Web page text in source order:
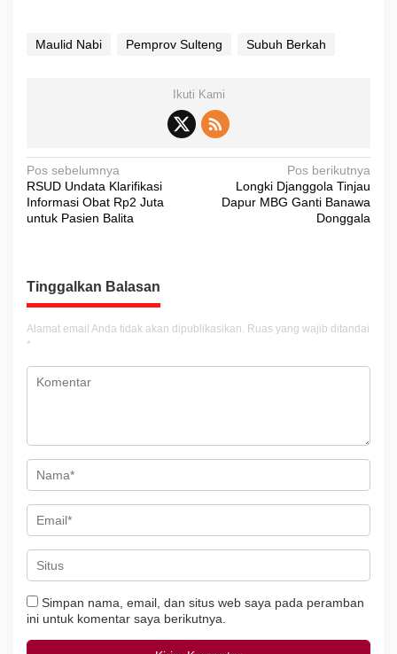
Maulid Nabi Pemprov Sulteng Subuh Berkah
Ikuti Kami
N
a
v
g
a
s
i
p
Pos sebelumnya
RSUD Undata Klarifikasi
Informasi Obat Rp2 Juta
untuk Pasien Balita
Pos berikutnya
Longki Djanggola Tinjau
Dapur MBG Ganti Banawa
Donggala
Tinggalkan Balasan
Alamat email Anda tidak akan dipublikasikan. Ruas yang wajib ditandai
*
Simpan nama, email, dan situs web saya pada peramban
ini untuk komentar saya berikutnya.